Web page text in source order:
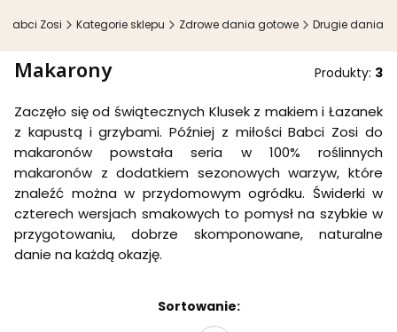
Babci Zosi Kategorie sklepu Zdrowe dania gotowe Drugie dania
Makarony Produkty: 3
Zaczęło się od świątecznych Klusek z makiem i Łazanek
z kapustą i grzybami. Później z miłości Babci Zosi do
makaronów powstała seria w 100% roślinnych
makaronów z dodatkiem sezonowych warzyw, które
znaleźć można w przydomowym ogródku. Świderki w
czterech wersjach smakowych to pomysł na szybkie w
przygotowaniu, dobrze skomponowane, naturalne
danie na każdą okazję.
Sortowanie: